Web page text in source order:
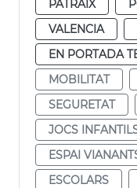
PATRAIX
VALENCIA
EN PORTADA
MOBILITAT
SEGURETAT
JOCS
ESPAI
ESCOLARS